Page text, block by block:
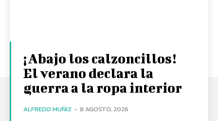
¡Abajo los calzoncillos!
El verano declara la
guerra a la ropa interior
ALFREDO MUÑIZ - 8 AGOSTO, 2026